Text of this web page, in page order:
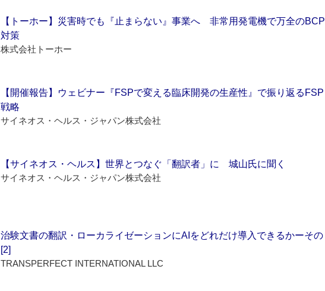
【トーホー】災害時でも『止まらない』事業へ 非常用発電機で万全のBCP
対策
株式会社トーホー
【開催報告】ウェビナー『FSPで変える臨床開発の生産性』で振り返るFSP
戦略
サイネオス・ヘルス・ジャパン株式会社
【サイネオス・ヘルス】世界とつなぐ「翻訳者」に 城山氏に聞く
サイネオス・ヘルス・ジャパン株式会社
治験文書の翻訳・ローカライゼーションにAIをどれだけ導入できるかーその
[2]
TRANSPERFECT INTERNATIONAL LLC